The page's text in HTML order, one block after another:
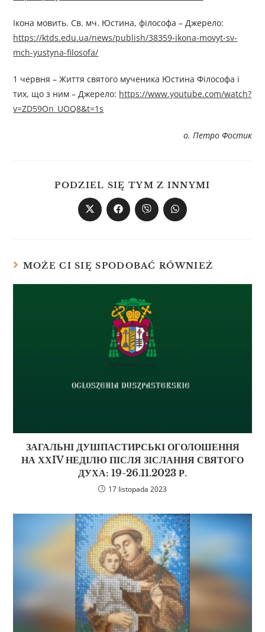
Ікона мовить. Св. мч. Юстина, філософа – Джерелo:
https://ktds.edu.ua/news/publish/38359-ikona-movyt-sv-
mch-yustyna-filosofa/
1 червня – Життя святого мученика Юстина Філософа і
тих, що з ним – Джерелo: https://www.youtube.com/watch?
v=ZD59On_UOQ8&t=1s
о. Петро Фостик
PODZIEL SIĘ TYM Z INNYMI
MOŻE CI SIĘ SPODOBAĆ RÓWNIEŻ
ЗАГАЛЬНІ ДУШПАСТИРСЬКІ ОГОЛОШЕННЯ
НА ХХIV НЕДІЛЮ ПІСЛЯ ЗІСЛАННЯ СВЯТОГО
ДУХА: 19-26.11.2023 Р.
17 listopada 2023